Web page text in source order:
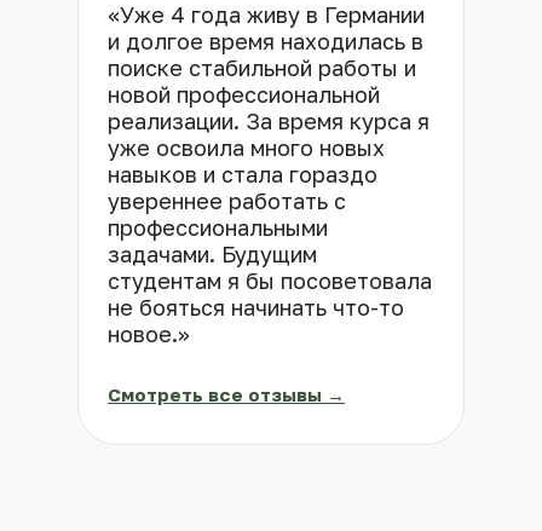
Смотреть все отзывы →
«Уже 4 года живу в Германии
и долгое время находилась в
поиске стабильной работы и
новой профессиональной
реализации. За время курса я
уже освоила много новых
навыков и стала гораздо
увереннее работать с
профессиональными
задачами. Будущим
студентам я бы посоветовала
не бояться начинать что-то
новое.»